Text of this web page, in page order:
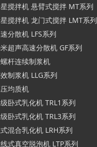
搅拌机 悬臂式搅拌 MT系列
搅拌机 龙门式搅拌 LMT系列
分散机 LFS系列
超声高速分散机 GF系列
杆连续制浆机
制浆机 LLG系列
均质机
卧式乳化机 TRL1系列
卧式乳化机 TRL3系列
混合乳化机 LRH系列
式真空脱泡机 LTP系列